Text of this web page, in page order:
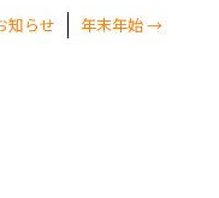
知らせ 年末年始→